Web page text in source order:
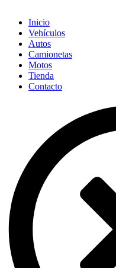
Inicio
Vehículos
Autos
Camionetas
Motos
Tienda
Contacto